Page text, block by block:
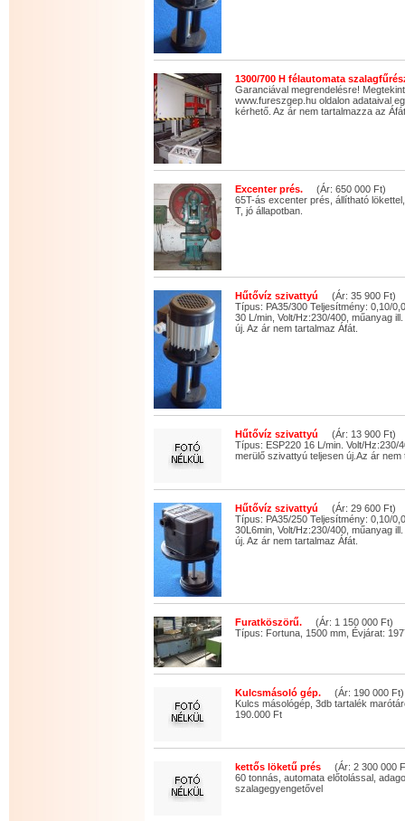
1300/700 H félautomata
Garanciával megrendelésre!
www.fureszgep.hu oldalon adataival
kérhető. Az ár nem tartalmazza az
Excenter prés. (Ár: 650 000 Ft)
65T-ás excenter prés, állítható
T, jó állapotban.
Hűtővíz szivattyú (Ár: 35 900 Ft)
Típus: PA35/300 Teljesítmény: 0,10/
30 L/min, Volt/Hz:230/400, műanyag
új. Az ár nem tartalmaz Áfát.
Hűtővíz szivattyú (Ár: 13 900 Ft)
Típus: ESP220 16 L/min. Volt/Hz:230/
merülő szivattyú teljesen új.Az ár nem
Hűtővíz szivattyú
(Ár: 29 600 Ft)
Típus: PA35/250 Teljesítmény: 0,10/
30L6min, Volt/Hz:230/400, műanyag
új. Az ár nem tartalmaz Áfát.
Furatköszörű. (Ár: 1 150 000 Ft)
Típus: Fortuna, 1500 mm, Évjárat:
Kulcsmásoló gép. (Ár: 190 000 Ft)
Kulcs másológép, 3db tartalék
190.000 Ft
kettős löketű prés (Ár: 2 300 000
60 tonnás, automata előtolással,
szalagegyengetővel